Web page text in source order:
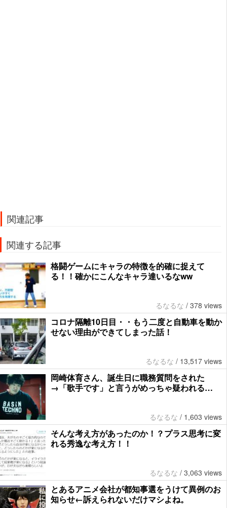
関連記事
関連する記事
格闘ゲームにキャラの特徴を的確に捉えて
る！！確かにこんなキャラ達いるなww
るなるな / 378 views
コロナ隔離10日目・・もう二度と自動車を動か
せない理由ができてしまった話！
るなるな / 13,517 views
岡崎体育さん、誕生日に職務質問をされた
→「歌手です」と言うがめっちゃ疑われる…
るなるな / 1,603 views
そんな考え方があったのか！？プラス思考に変
れる秀逸な考え方！！
るなるな / 3,063 views
とあるアニメ会社が都知事選をうけて異例のお
知らせ←訴えられないだけマシよね。